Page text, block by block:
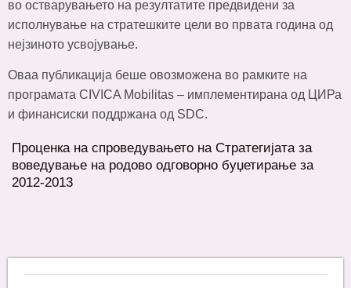
во остварувањето на резултатите предвидени за
исполнување на стратешките цели во првата година од
нејзиното усвојување.
Оваа публикација беше овозможена во рамките на
програмата CIVICA Mobilitas – имплементирана од ЦИРа
и финансиски поддржана од SDC.
Проценка на спроведувањето на Стратегијата за
воведување на родово одговорно буџетирање за
2012-2013